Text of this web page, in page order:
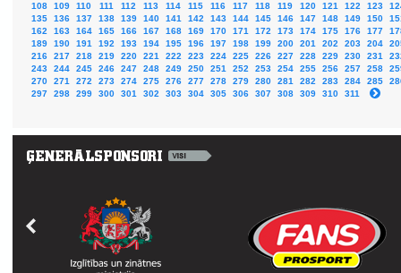
108
109 110 111 112 113 114 115 116 117 118 119 120 121 122 123
135
136 137 138 139 140 141 142 143 144 145 146 147 148 149 150
162
163 164 165 166 167 168 169 170 171 172 173 174 175 176 177
189
190 191 192 193 194 195 196 197 198 199 200 201 202 203 204
216
217 218 219 220 221 222 223 224 225 226 227 228 229 230 231
243
244 245 246 247 248 249 250 251 252 253 254 255 256 257 258
270
271 272 273 274 275 276 277 278 279 280 281 282 283 284 285
297
298 299 300 301 302 303 304 305 306 307 308 309 310 311